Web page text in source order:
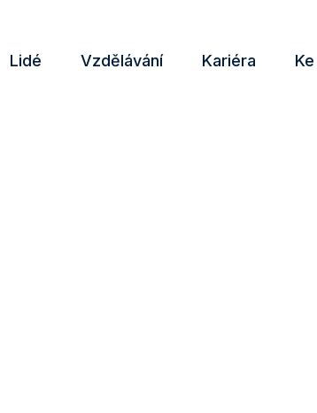
Lidé Vzdělávání Kariéra